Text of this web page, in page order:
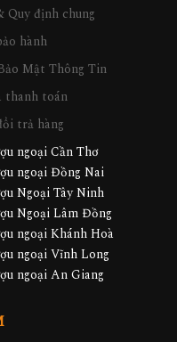
Quy định chung
hành
Mật Thông Tin
thanh toán
trả hàng
ngoại Cần Thơ
ngoại Đồng Nai
Ngoại Tây Ninh
Ngoại Lâm Đồng
ngoại Khánh Hoà
ngoại Vĩnh Long
ngoại An Giang